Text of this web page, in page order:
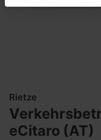
Rietze
eCitaro (AT)